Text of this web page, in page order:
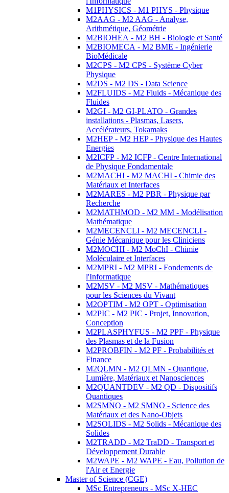
M1PHYSICS - M1 PHYS - Physique
M2AAG - M2 AAG - Analyse,
Arithmétique, Géométrie
M2BIOHEA - M2 BH - Biologie et Santé
M2BIOMECA - M2 BME - Ingénierie
BioMédicale
M2CPS - M2 CPS - Système Cyber
Physique
M2DS - M2 DS - Data Science
M2FLUIDS - M2 Fluids - Mécanique des
Fluides
M2GI - M2 GI-PLATO - Grandes
installations - Plasmas, Lasers,
Accélérateurs, Tokamaks
M2HEP - M2 HEP - Physique des Hautes
Energies
M2ICFP - M2 ICFP - Centre International
de Physique Fondamentale
M2MACHI - M2 MACHI - Chimie des
Matériaux et Interfaces
M2MARES - M2 PBR - Physique par
Recherche
M2MATHMOD - M2 MM - Modélisation
Mathématique
M2MECENCLI - M2 MECENCLI -
Génie Mécanique pour les Cliniciens
M2MOCHI - M2 MoChI - Chimie
Moléculaire et Interfaces
M2MPRI - M2 MPRI - Fondements de
l'Informatique
M2MSV - M2 MSV - Mathématiques
pour les Sciences du Vivant
M2OPTIM - M2 OPT - Optimisation
M2PIC - M2 PIC - Projet, Innovation,
Conception
M2PLASPHYFUS - M2 PPF - Physique
des Plasmas et de la Fusion
M2PROBFIN - M2 PF - Probabilités et
Finance
M2QLMN - M2 QLMN - Quantique,
Lumière, Matériaux et Nanosciences
M2QUANTDEV - M2 QD - Dispositifs
Quantiques
M2SMNO - M2 SMNO - Science des
Matériaux et des Nano-Objets
M2SOLIDS - M2 Solids - Mécanique des
Solides
M2TRADD - M2 TraDD - Transport et
Développement Durable
M2WAPE - M2 WAPE - Eau, Pollution de
l'Air et Energie
Master of Science (CGE)
MSc Entrepreneurs - MSc X-HEC